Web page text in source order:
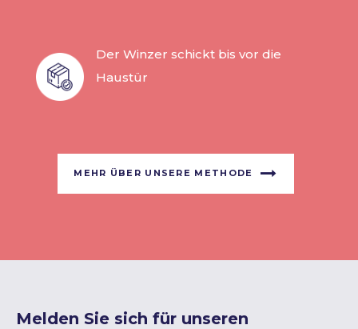
Der Winzer schickt bis vor die
Haustür
MEHR ÜBER UNSERE METHODE
Melden Sie sich für unseren